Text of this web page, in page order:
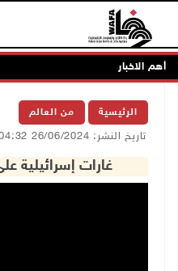
أهم الاخبار
الرئيسية من العالم
تاريخ النشر: 26/06/2024 04:32 م
غارات إسرائيلية